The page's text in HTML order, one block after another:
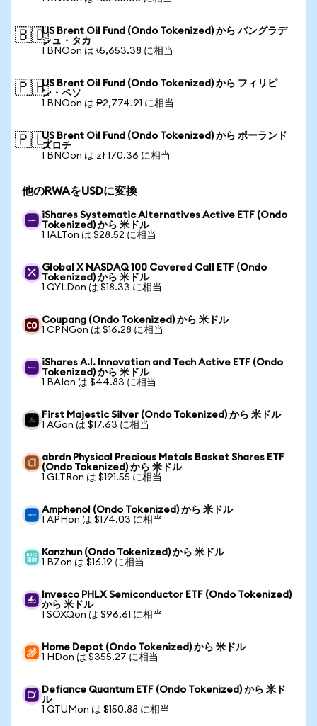
🇧🇩US Brent Oil Fund (Ondo Tokenized) から バングラデ
シュ・タカ
1 BNOon は ৳5,653.38 に相当
🇵🇭US Brent Oil Fund (Ondo Tokenized) から フィリピ
ン・ペソ
1 BNOon は ₱2,774.91 に相当
🇵🇱US Brent Oil Fund (Ondo Tokenized) から ポーランド
ズロチ
1 BNOon は zł 170.36 に相当
他のRWAをUSDに変換
iShares Systematic Alternatives Active ETF (Ondo
Tokenized) から 米ドル
1 IALTon は $28.52 に相当
Global X NASDAQ 100 Covered Call ETF (Ondo
Tokenized) から 米ドル
1 QYLDon は $18.33 に相当
Coupang (Ondo Tokenized) から 米ドル
1 CPNGon は $16.28 に相当
iShares A.I. Innovation and Tech Active ETF (Ondo
Tokenized) から 米ドル
1 BAIon は $44.83 に相当
First Majestic Silver (Ondo Tokenized) から 米ドル
1 AGon は $17.63 に相当
abrdn Physical Precious Metals Basket Shares ETF
(Ondo Tokenized) から 米ドル
1 GLTRon は $191.55 に相当
Amphenol (Ondo Tokenized) から 米ドル
1 APHon は $174.03 に相当
Kanzhun (Ondo Tokenized) から 米ドル
1 BZon は $16.19 に相当
Invesco PHLX Semiconductor ETF (Ondo Tokenized)
から 米ドル
1 SOXQon は $96.61 に相当
Home Depot (Ondo Tokenized) から 米ドル
1 HDon は $355.27 に相当
Defiance Quantum ETF (Ondo Tokenized) から 米ド
ル
1 QTUMon は $150.88 に相当